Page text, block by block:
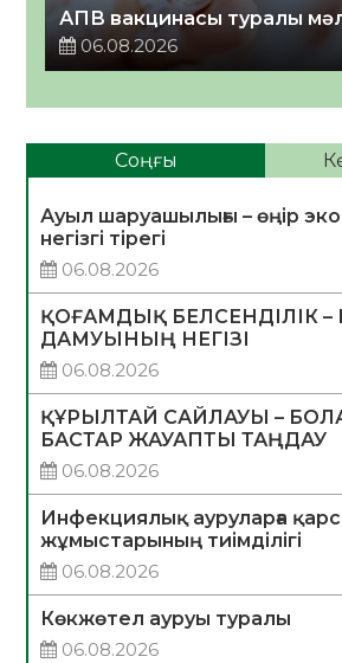
АПВ вакцинасы туралы
06.08.2026
Соңғы
Ауыл шаруашылығы – өңір
негізгі тірегі
06.08.2026
ҚОҒАМДЫҚ БЕЛСЕНДІЛІК –
ДАМУЫНЫҢ НЕГІЗІ
06.08.2026
ҚҰРЫЛТАЙ САЙЛАУЫ –
БАСТАР ЖАУАПТЫ ТАҢДАУ
06.08.2026
Инфекциялық ауруларға
жұмыстарының тиімділігі
06.08.2026
Көкжөтел ауруы туралы
06.08.2026